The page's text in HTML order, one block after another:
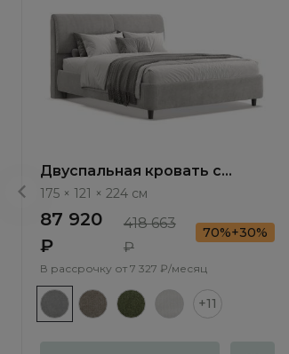
Двуспальная кровать с
подъемным механизмом
Терамо / Teramo NK335.02
175 × 121 × 224 см
87 920
₽
418 663
₽
70%+30%
В рассрочку от 7 327 ₽/месяц
+11